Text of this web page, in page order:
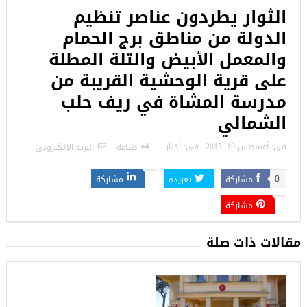
الثوار يطردون عناصر تنظيم
الدولة من مناطق برج الحمام
والمعمل الأبيض والتلة المطلة
على قرية الوحشية القريبة من
مدرسة المشاة في ريف حلب
الشمالي
فى: أغسطس 19, 2015 فى: أخبار طباعة البريد الالكترونى
مشاركة 0 تغريدة
مشاركة
مشاركة
مقالات ذات صلة